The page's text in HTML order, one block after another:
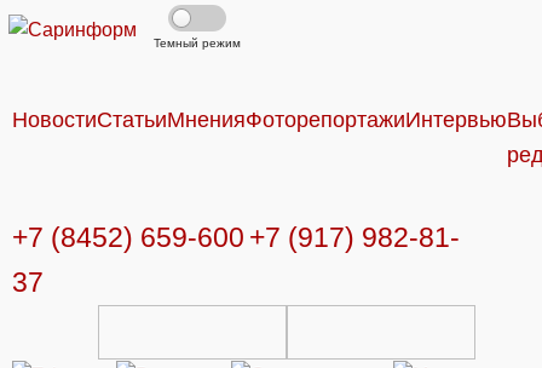
Темный режим
НовостиСтатьиМненияФоторепортажиИнтервью
+7 (8452) 659-600 +7 (917) 982-81-
37